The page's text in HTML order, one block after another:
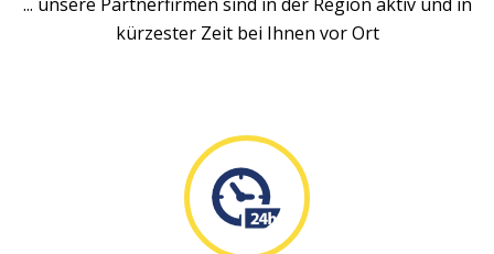
kürzester Zeit bei Ihnen vor Ort